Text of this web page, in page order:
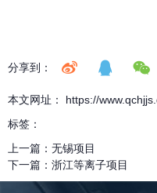
分享到：
本文网址： https://
标签：
上一篇： 无锡项目
下一篇： 浙江等离子项目